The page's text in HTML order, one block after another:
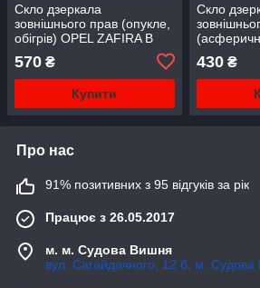
Скло дзеркала
зовнішнього прав (опукле,
обігрів) OPEL ZAFIRA B
570 ₴
Купити
Скло
A3 , A4;
II,
430₴
Про нас
91% позитивних з 95 відгуків за рік
Працює з 26.05.2017
м. м. Судова Вишня
вул. Сагайдачного, 12 б, м. Судова